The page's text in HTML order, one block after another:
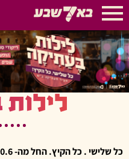
כל שלישי . כל הקיץ. החל מה- 30.6 ועד ה- 8.9